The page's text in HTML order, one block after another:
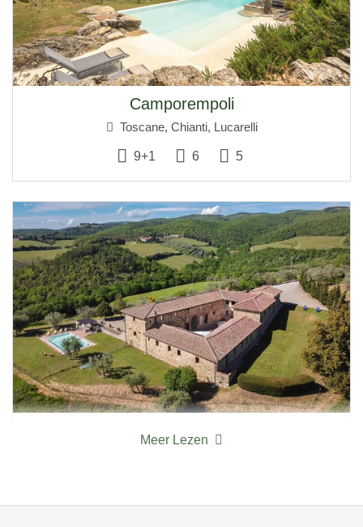
Camporempoli
Toscane, Chianti, Lucarelli
9+1 6 5
La Corte Di Campalli
Meer Lezen